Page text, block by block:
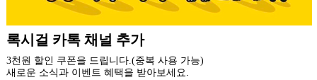
더 가까운 쇼핑, 록시걸 모바일 앱
빠른쇼핑! 간편결제! 모바일에 딱 맞춘 쇼핑 앱
지금 설치하고 추가 할인 받아 가세요.